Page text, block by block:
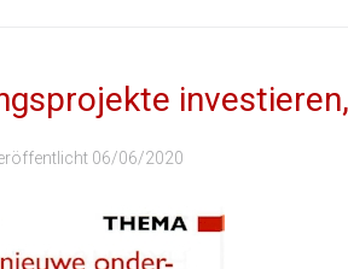
06/06/2020